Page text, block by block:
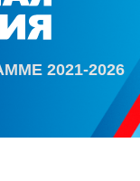
2021-2026